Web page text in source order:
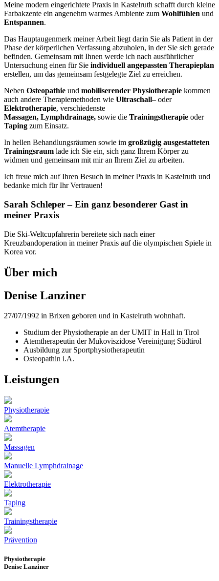
Meine modern eingerichtete Praxis in Kastelruth schafft durch kleine
Farbakzente ein angenehm warmes Ambiente zum Wohlfühlen und
Entspannen.
Das Hauptaugenmerk meiner Arbeit liegt darin Sie als Patient in der
Phase der körperlichen Verfassung abzuholen, in der Sie sich gerade
befinden. Gemeinsam mit Ihnen werde ich nach ausführlicher
Untersuchung einen für Sie individuell angepassten Therapieplan
erstellen, um das gemeinsam festgelegte Ziel zu erreichen.
Neben Osteopathie und mobiliserender Physiotherapie kommen
auch andere Therapiemethoden wie Ultraschall– oder
Elektrotherapie, verschiedenste
Massagen, Lymphdrainage, sowie die Trainingstherapie oder
Taping zum Einsatz.
In hellen Behandlungsräumen sowie im großzügig ausgestatteten
Trainingsraum lade ich Sie ein, sich ganz Ihrem Körper zu
widmen und gemeinsam mit mir an Ihrem Ziel zu arbeiten.
Ich freue mich auf Ihren Besuch in meiner Praxis in Kastelruth und
bedanke mich für Ihr Vertrauen!
Sarah Schleper – Ein ganz besonderer Gast in
meiner Praxis
Die Ski-Weltcupfahrerin bereitete sich nach einer
Kreuzbandoperation in meiner Praxis auf die olympischen Spiele in
Korea vor.
Über mich
Denise Lanziner
27/07/1992 in Brixen geboren und in Kastelruth wohnhaft.
Studium der Physiotherapie an der UMIT in Hall in Tirol
Atemtherapeutin der Mukoviszidose Vereinigung Südtirol
Ausbildung zur Sportphysiotherapeutin
Osteopathin i.A.
Leistungen
Physiotherapie
Atemtherapie
Massagen
Manuelle Lymphdrainage
Elektrotherapie
Taping
Trainingstherapie
Prävention
Physiotherapie
Denise Lanziner